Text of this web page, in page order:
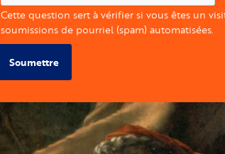
Cette question sert à vérifier si vous êtes un
soumissions de pourriel (spam) automatisées.
Soumettre